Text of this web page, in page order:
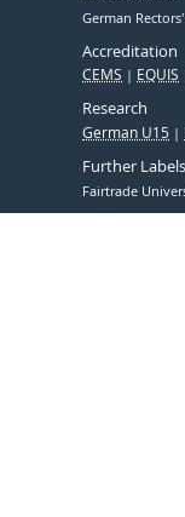
German
Accreditation
CEMS EQUIS
Research
German U15
Further Labels
Fairtrade